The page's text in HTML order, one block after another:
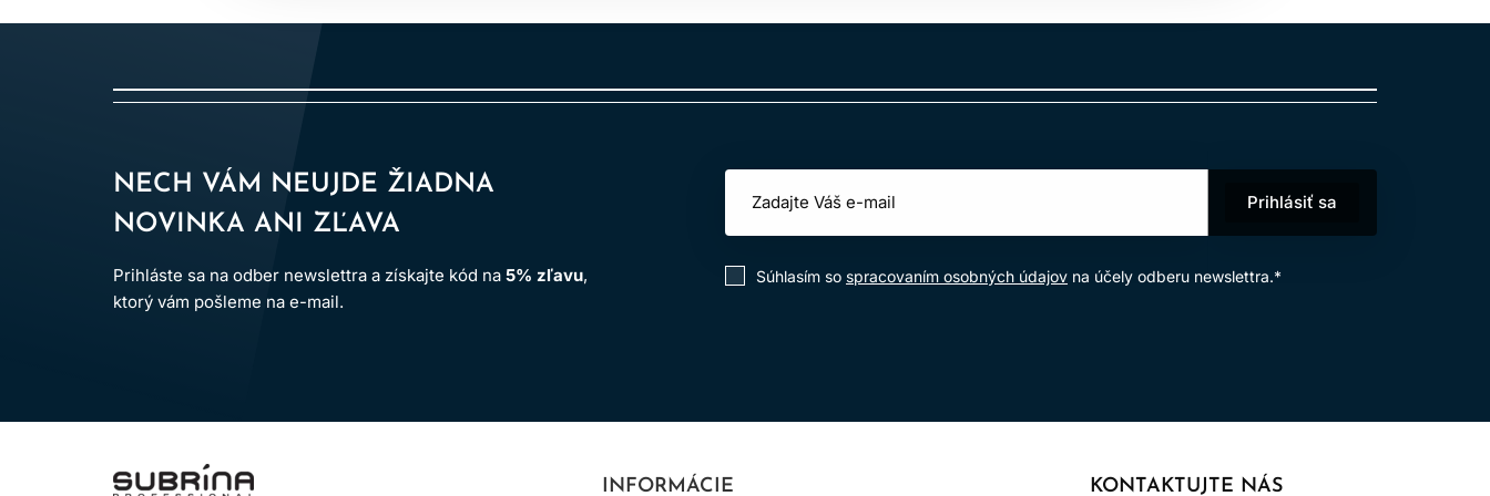
Nie. Môže zlepšiť poddajnosť a uhladený vzhľad, ale nemení trvalo prirodzený tvar vlasu.
AKO RÝCHLO SA UKÁŽE VÝSLEDOK?
Mäkkosť a ľahšie rozčesávanie možno cítiť po prvom použití, no celkový vzhľad závisí od celej rutiny a techniky sušenia.
NECH VÁM NEUJDE ŽIADNA
NOVINKA ANI ZĽAVA
Prihláste sa na odber newslettra a získajte kód na 5% zľavu,
ktorý vám pošleme na e-mail.
Prihlásiť sa
Súhlasím so spracovaním osobných údajov na účely odberu newslettra.*
LOMAX
KONTAKTUJTE NÁS
INFORMÁCIE